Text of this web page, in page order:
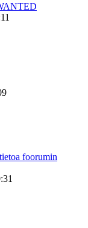
foorumin